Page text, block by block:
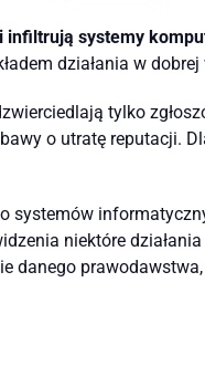
infiltrują systemy
działania w
tylko
o utratę reputacji.
systemów
niektóre
danego